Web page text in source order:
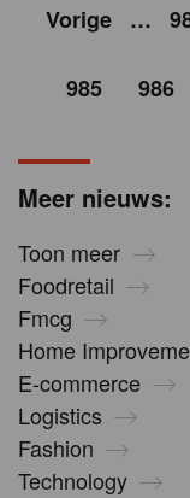
Meer nieuws:
Toon meer
Foodretail
Fmcg
Home
E-commerce
Logistics
Fashion
Technology
Vorige …
985 986